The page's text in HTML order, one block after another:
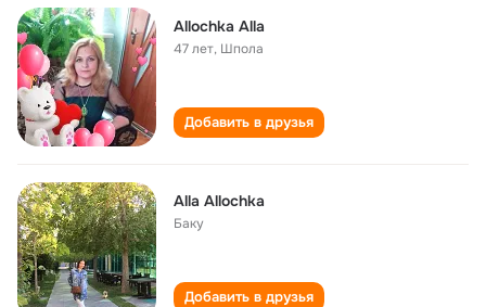
Allochka Alla
47 лет, Шпола
Добавить в друзья
Alla Allochka
Баку
Добавить в друзья